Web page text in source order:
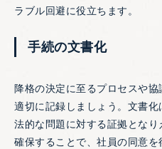
ラブル回避に役立ちます。
手続の文書化
降格の決定に至るプロセスや協
適切に記録しましょう。文書
法的な問題に対する証拠とな
確保することで、社員の同意を